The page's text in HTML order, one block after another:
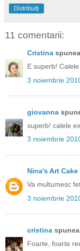
Distribuiți
11 comentarii:
Cristina
E superb!
3 noiembrie
giovanna
superb! calele
3 noiembrie
Nina's Art Cake
Va multumesc
3 noiembrie
cristina
Foarte, foarte